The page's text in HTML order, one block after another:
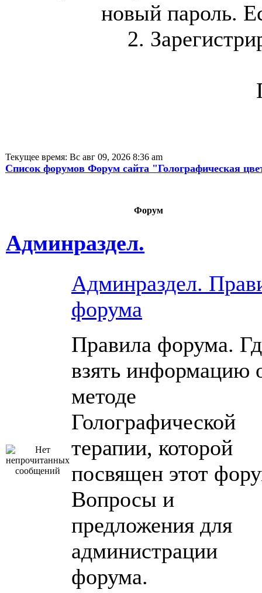
новый пароль.
2.
Текущее время: Вс авг 09, 2026 8:36 am
Список форумов Форум сайта "Голографическая
Форум
Админраздел.
Админраздел.
форума
Правила форума.
взять информацию
методе
Голографической
терапии, которой
посвящен этот
Вопросы и
предложения для
администрации
форума.